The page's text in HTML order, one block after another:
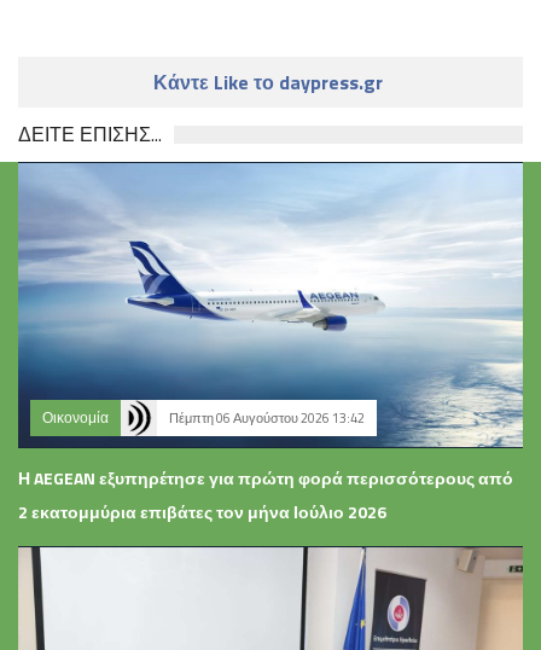
Κάντε Like το daypress.gr
ΔΕΙΤΕ ΕΠΙΣΗΣ...
Οικονομία Πέμπτη 06 Αυγούστου 2026 13:42
Η AEGEAN εξυπηρέτησε για πρώτη φορά περισσότερους από
2 εκατομμύρια επιβάτες τον μήνα Ιούλιο 2026